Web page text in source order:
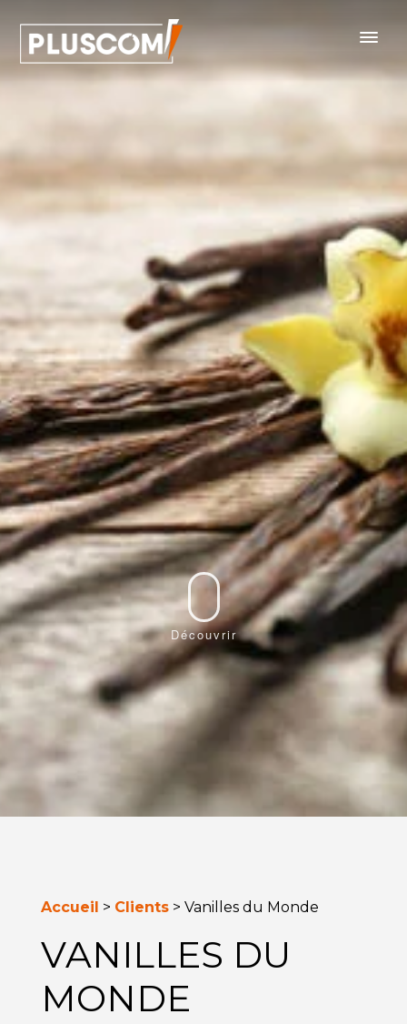
Découvrir
Accueil > Clients> Vanilles du Monde
VANILLES DU
MONDE